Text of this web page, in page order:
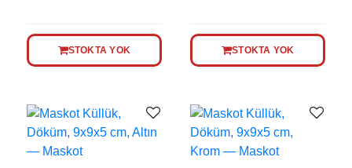
STOKTA YOK STOKTA YOK